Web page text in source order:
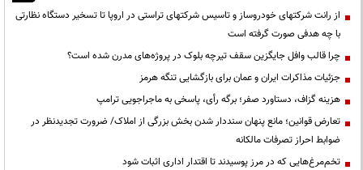
از رانت‌ شرکتهای خودروساز و تاسیس شرکتهای تراستی در اروپا تا تسخیر دستگاه نظارتی
با چه هدفی صورت گرفته است
چرا قالب وافل جایگزین سقف تیرچه بلوک در پروژه‌های مدرن شده است؟
جزئیات مذاکرات ایران و عمان برای بازگشایی تنگه هرمز
هزینه گزاف، دستاورد صفر؛ برگه رأی، پاسخی به ماجراجویی ترامپ
تعارض قوانین؛ مانع پنهان سنددار شدن بخش بزرگی از املاک/ ضرورت تجدیدنظر در
ضوابط احراز تصرفات مالکانه
تخم‌مرغ‌هایی که در مرز پوسیدند تا اقتدار اداری اثبات شود